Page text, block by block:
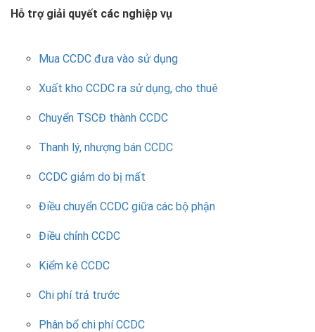
Hỗ trợ giải quyết các nghiệp vụ
Mua CCDC đưa vào sử dụng
Xuất kho CCDC ra sử dụng, cho thuê
Chuyển TSCĐ thành CCDC
Thanh lý, nhượng bán CCDC
CCDC giảm do bị mất
Điều chuyển CCDC giữa các bộ phận
Điều chỉnh CCDC
Kiểm kê CCDC
Chi phí trả trước
Phân bổ chi phí CCDC